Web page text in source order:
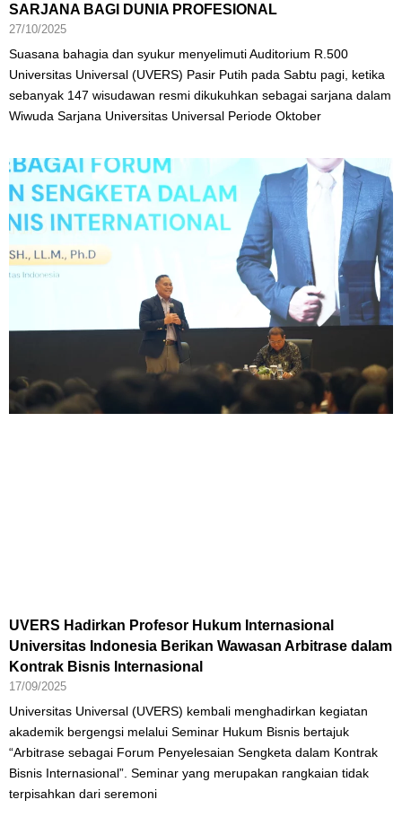
SARJANA BAGI DUNIA PROFESIONAL
27/10/2025
Suasana bahagia dan syukur menyelimuti Auditorium R.500
Universitas Universal (UVERS) Pasir Putih pada Sabtu pagi, ketika
sebanyak 147 wisudawan resmi dikukuhkan sebagai sarjana dalam
Wiwuda Sarjana Universitas Universal Periode Oktober
UVERS Hadirkan Profesor Hukum Internasional
Universitas Indonesia Berikan Wawasan Arbitrase dalam
Kontrak Bisnis Internasional
17/09/2025
Universitas Universal (UVERS) kembali menghadirkan kegiatan
akademik bergengsi melalui Seminar Hukum Bisnis bertajuk
“Arbitrase sebagai Forum Penyelesaian Sengketa dalam Kontrak
Bisnis Internasional”. Seminar yang merupakan rangkaian tidak
terpisahkan dari seremoni